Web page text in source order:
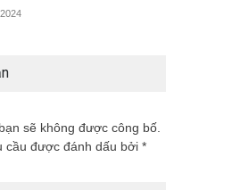
sẽ không được công bố.
cầu được đánh dấu bởi *